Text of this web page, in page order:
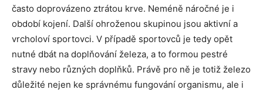
často doprovázeno ztrátou krve. Neméně náročné je i
období kojení. Další ohroženou skupinou jsou aktivní a
vrcholoví sportovci. V případě sportovců je tedy opět
nutné dbát na doplňování železa, a to formou pestré
stravy nebo různých doplňků. Právě pro ně je totiž železo
důležité nejen ke správnému fungování organismu, ale i